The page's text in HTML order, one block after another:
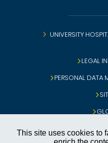
This site uses cookies to
UNIVERSITY
LEGAL
PERSONAL DATA
COOKIES